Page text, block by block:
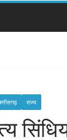
राज्य